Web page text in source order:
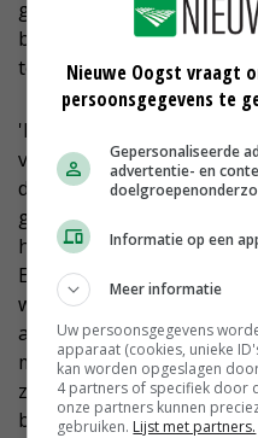
geldt ook voor de andere
buitengebied willen
tegen een complexe
'Het is al met al jammer,
van start ging, leek het
die willen omschakelen
gemeenschap om
het project heeft niet voor
Elsendorp gekregen. Als
werkt, dan moet je ook
achter durven zetten.
misschien wel het
zou dan zijn: neem de
blijf goed communiceren.'
Nieuwe Oogst vraagt
persoonsgegevens te
Gepersonaliseerde
advertentie- en
Informatie op een
Meer informatie
Uw persoonsgegevens
apparaat (cookies, unieke
kan worden opgeslagen
4 partners of specifiek door
onze partners kunnen
gebruiken. Lijst met partners.